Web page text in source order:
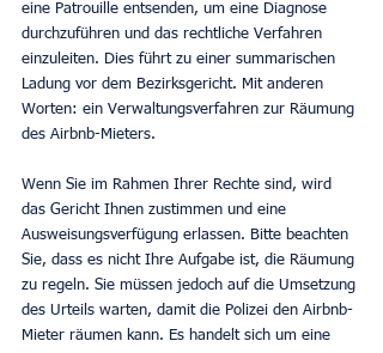
eine Patrouille entsenden, um eine Diagnose
durchzuführen und das rechtliche Verfahren
einzuleiten. Dies führt zu einer summarischen
Ladung vor dem Bezirksgericht. Mit anderen
Worten: ein Verwaltungsverfahren zur Räumung
des Airbnb-Mieters.
Wenn Sie im Rahmen Ihrer Rechte sind, wird
das Gericht Ihnen zustimmen und eine
Ausweisungsverfügung erlassen. Bitte beachten
Sie, dass es nicht Ihre Aufgabe ist, die Räumung
zu regeln. Sie müssen jedoch auf die Umsetzung
des Urteils warten, damit die Polizei den Airbnb-
Mieter räumen kann. Es handelt sich um eine